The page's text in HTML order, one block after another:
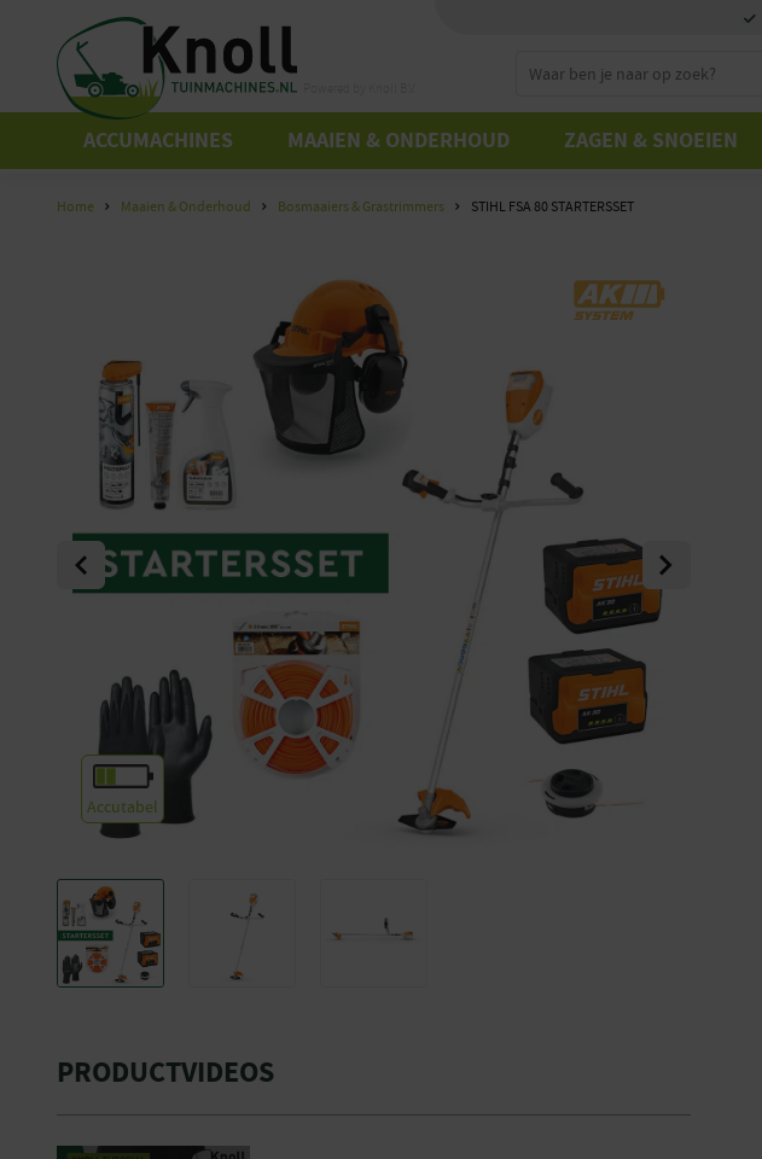
ACCUMACHINES MAAIEN & ONDERHOUD ZAGEN & SNOEIEN
Home Maaien & Onderhoud Bosmaaiers & Grastrimmers STIHL FSA 80 STARTERSSET
Accutabel
Previous Next
PRODUCTVIDEOS